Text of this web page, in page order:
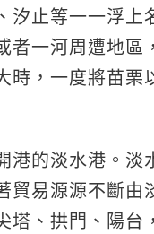
汐止等一一浮上
者一河周遭地區
時，一度將苗栗
港的淡水港。淡
貿易源源不斷由
塔、拱門、陽台